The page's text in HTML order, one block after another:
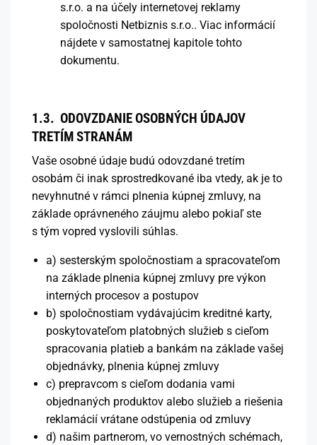
s.r.o. a na účely internetovej reklamy
spoločnosti Netbiznis s.r.o.. Viac informácií
nájdete v samostatnej kapitole tohto
dokumentu.
1.3. ODOVZDANIE OSOBNÝCH ÚDAJOV
TRETÍM STRANÁM
Vaše osobné údaje budú odovzdané tretím
osobám či inak sprostredkované iba vtedy, ak je to
nevyhnutné v rámci plnenia kúpnej zmluvy, na
základe oprávneného záujmu alebo pokiaľ ste
s tým vopred vyslovili súhlas.
a) sesterským spoločnostiam a spracovateľom
na základe plnenia kúpnej zmluvy pre výkon
interných procesov a postupov
b) spoločnostiam vydávajúcim kreditné karty,
poskytovateľom platobných služieb s cieľom
spracovania platieb a bankám na základe vašej
objednávky, plnenia kúpnej zmluvy
c) prepravcom s cieľom dodania vami
objednaných produktov alebo služieb a riešenia
reklamácií vrátane odstúpenia od zmluvy
d) našim partnerom, vo vernostných schémach,